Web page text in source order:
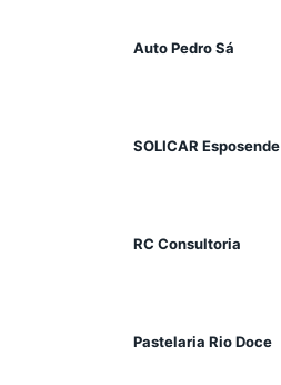
Auto Pedro Sá
SOLICAR Esposende
RC Consultoria
Pastelaria Rio Doce